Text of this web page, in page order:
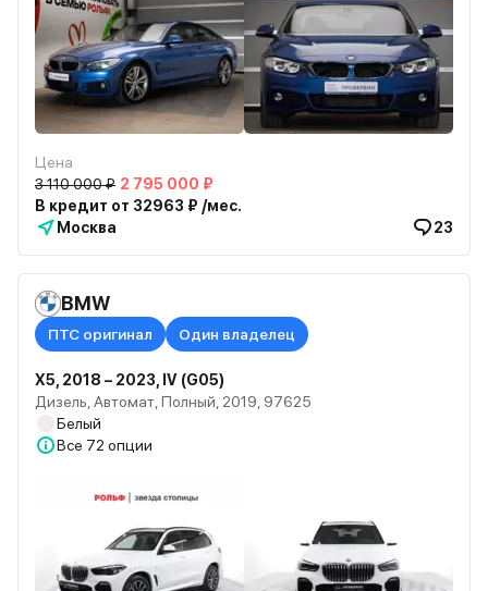
Цена
3 110 000 ₽ 2 795 000 ₽
В кредит от 32963 ₽ /мес.
Москва
23
BMW
ПТС оригинал Один владелец
X5, 2018 – 2023, IV (G05)
Дизель, Автомат, Полный, 2019, 97625
Белый
Все 72 опции